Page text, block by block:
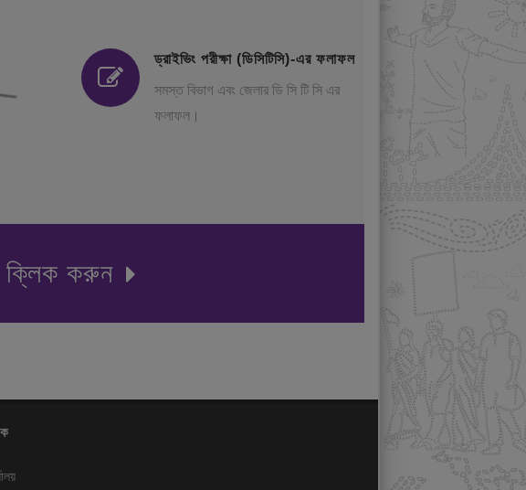
ড্রাইভিং পরীক্ষা (ডিসিটিসি)-এর ফলাফল
সমস্ত বিভাগ এবং জেলার ডি সি টি সি এর
ফলাফল।
ক্লিক করুন